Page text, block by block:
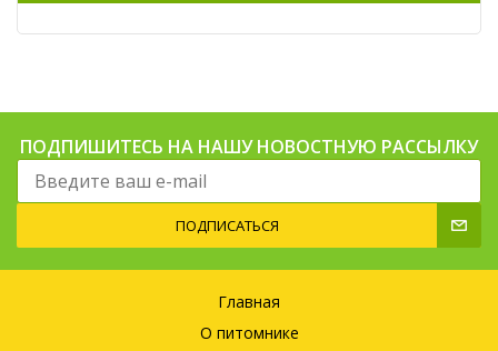
ПОДПИШИТЕСЬ НА НАШУ НОВОСТНУЮ РАССЫЛКУ
ПОДПИСАТЬСЯ
Главная
О питомнике